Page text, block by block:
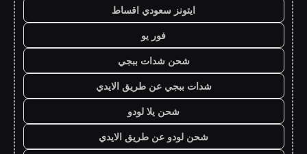
ايتونز سعودي اقساط
فور يو
شحن شدات ببجي
شدات ببجي عن طريق الايدي
شحن يلا لودو
شحن لودو عن طريق الايدي